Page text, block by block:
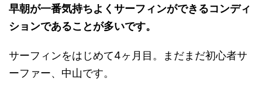
早朝が一番気持ちよくサーフィンができるコンディ
ションであることが多いです。
サーフィンをはじめて4ヶ月目。まだまだ初心者サ
ーファー、中山です。